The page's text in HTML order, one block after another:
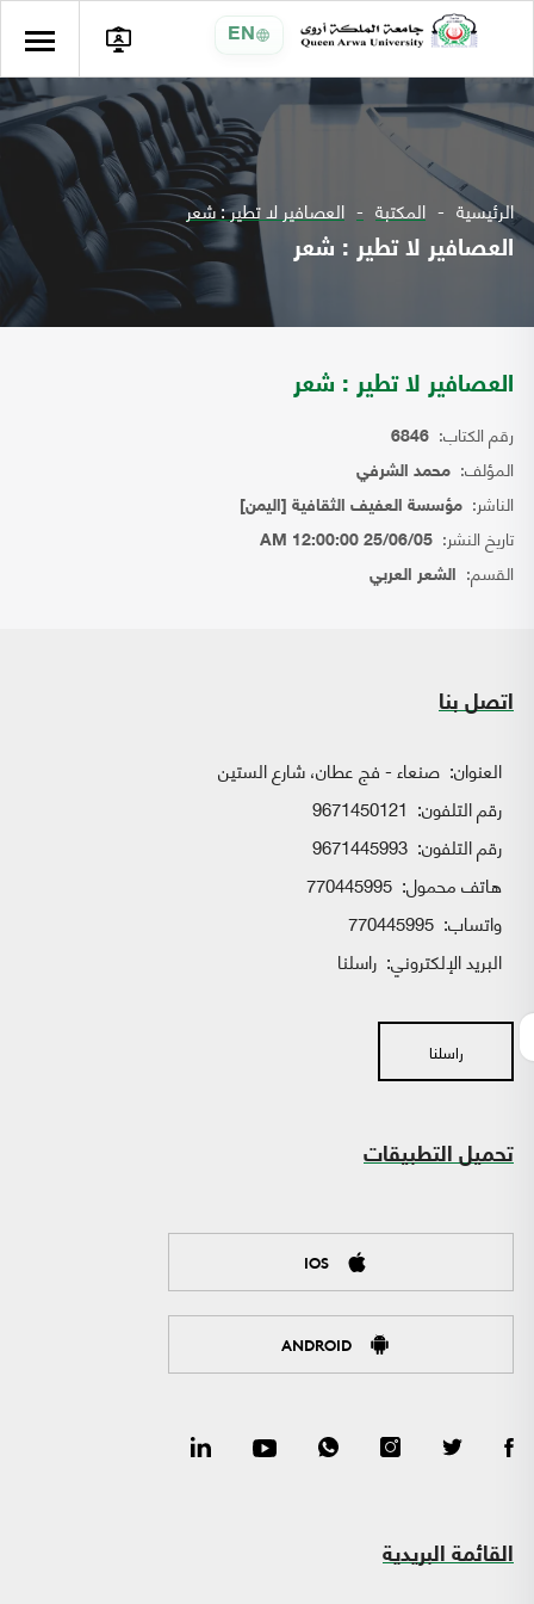
EN
الرئيسية المكتبة العصافير لا تطير : شعر
العصافير لا تطير : شعر
العصافير لا تطير : شعر
رقم الكتاب: 6846
المؤلف: محمد الشرفي
الناشر: مؤسسة العفيف الثقافية [اليمن]
تاريخ النشر: 25/06/05 12:00:00 AM
القسم: الشعر العربي
اتصل بنا
العنوان: صنعاء - فج عطان، شارع الستين
رقم التلفون: 9671450121
رقم التلفون: 9671445993
هاتف محمول: 770445995
واتساب:
البريد الإلكتروني: راسلنا
راسلنا
تحميل التطبيقات
IOS
ANDROID
القائمة البريدية